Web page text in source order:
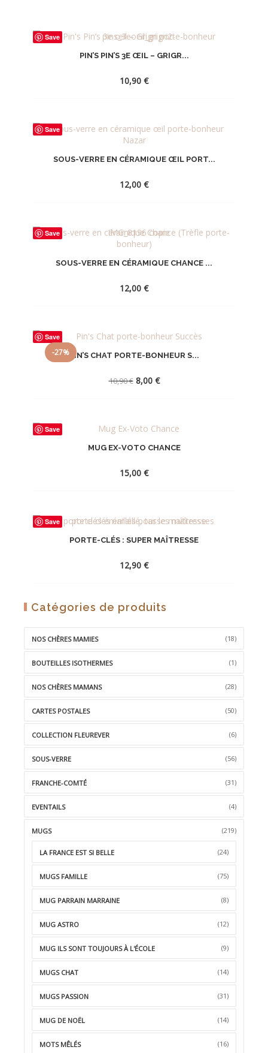
Save
PIN’S PIN’S 3E ŒIL – GRIGR...
10,90 €
Save
SOUS-VERRE EN CÉRAMIQUE ŒIL PORT...
12,00 €
À
Save
SOUS-VERRE EN CÉRAMIQUE CHANCE ...
12,00 €
LA
Save
PIN’S CHAT PORTE-BONHEUR S...
10,90€ Le
10,90 €.
8,00 €Le
8,00 €.
-27%
Save
MUG EX-VOTO CHANCE
15,00 €
LA
Save
PORTE-CLÉS : SUPER MAÎTRESSE
12,90 €
Catégories de produits
NOS CHÈRES MAMIES (18)
BOUTEILLES ISOTHERMES (1)
NOS CHÈRES MAMANS (28)
CARTES POSTALES (50)
COLLECTION FLEUREVER (6)
SOUS-VERRE (56)
FRANCHE-COMTÉ (31)
EVENTAILS (4)
MUGS (219)
LA FRANCE EST SI BELLE (24)
MUGS FAMILLE (75)
MUG PARRAIN MARRAINE (8)
MUG ASTRO (12)
MUG ILS SONT TOUJOURS À L'ÉCOLE (9)
MUGS CHAT (14)
MUGS PASSION (31)
MUG DE NOËL (14)
MOTS MÊLÉS (16)